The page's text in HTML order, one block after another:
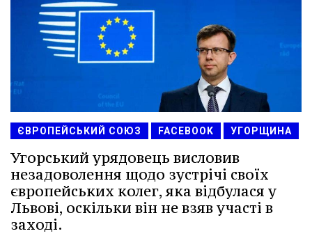
ЄВРОПЕЙСЬКИЙ СОЮЗ FACEBOOK УГОРЩИНА
Угорський урядовець висловив
незадоволення щодо зустрічі своїх
європейських колег, яка відбулася у
Львові, оскільки він не взяв участі в
заході.